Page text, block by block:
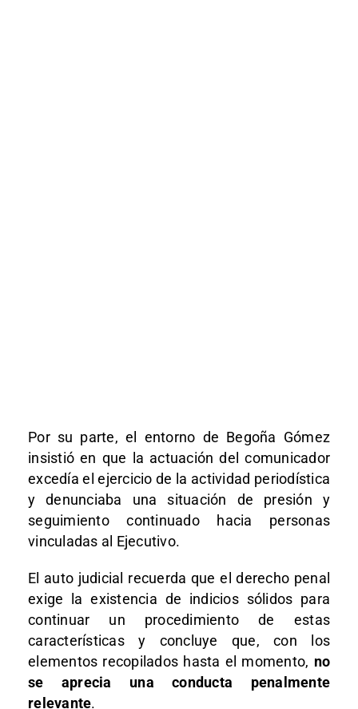
Por su parte, el entorno de Begoña Gómez
insistió en que la actuación del comunicador
excedía el ejercicio de la actividad periodística
y denunciaba una situación de presión y
seguimiento continuado hacia personas
vinculadas al Ejecutivo.
El auto judicial recuerda que el derecho penal
exige la existencia de indicios sólidos para
continuar un procedimiento de estas
características y concluye que, con los
elementos recopilados hasta el momento, no
se aprecia una conducta penalmente
relevante.